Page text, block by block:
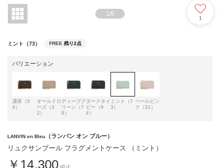
1/9
1
ミント（73） FREE 残り2点
バリエーション
濃茶（5
4）
オールドロ
ーズ（3
2）
ディープグ
リーン（7
8）
ダークネイ
ビー（8
4）
ミント（7
3）
ペールピン
ク（31）
LANVIN en Bleu （ランバン オン ブルー）
リュクサンブール フラグメントケース （ミント）
￥14,300